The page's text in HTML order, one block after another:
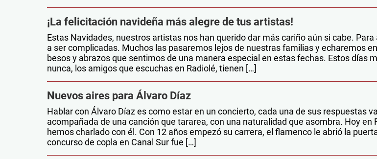
¡La felicitación navideña más alegre de tus artistas!
Estas Navidades, nuestros artistas nos han querido dar más cariño aún si cabe. Para
a ser complicadas. Muchos las pasaremos lejos de nuestras familias y echaremos
besos y abrazos que sentimos de una manera especial en estas fechas. Estos días
nunca, los amigos que escuchas en Radiolé, tienen […]
Nuevos aires para Álvaro Díaz
Hablar con Álvaro Díaz es como estar en un concierto, cada una de sus respuestas va
acompañada de una canción que tararea, con una naturalidad que asombra. Hoy en
hemos charlado con él. Con 12 años empezó su carrera, el flamenco le abrió la
concurso de copla en Canal Sur fue […]